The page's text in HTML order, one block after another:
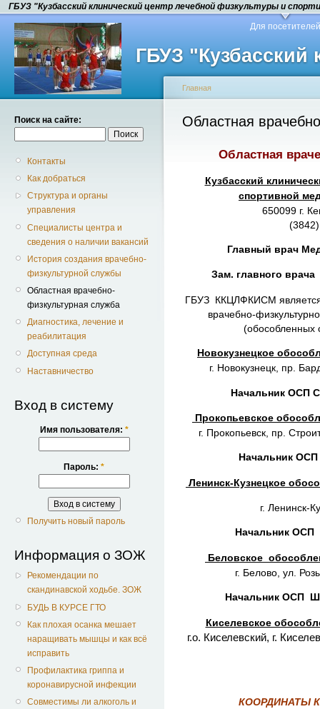
ГБУЗ "Кузбасский клинический центр лечебной физкультуры и
ГБУЗ
Для посетителей
Поиск на сайте:
Контакты
Как добраться
Структура и органы
управления
Специалисты центра и
сведения о наличии вакансий
История создания врачебно-
физкультурной службы
Областная врачебно-
физкультурная служба
Диагностика, лечение и
реабилитация
Доступная среда
Наставничество
Вход в систему
Имя пользователя: *
Пароль: *
Получить новый пароль
Информация о ЗОЖ
Рекомендации по
скандинавской ходьбе. ЗОЖ
БУДЬ В КУРСЕ ГТО
Как плохая осанка мешает
наращивать мышцы и как всё
исправить
Профилактика гриппа и
коронавирусной инфекции
Совместимы ли алкоголь и
Главная
Областная
Областная
Кузбасский
спортивной
650099 г.
Главный врач
Зам. главного
ГБУЗ ККЦЛФКИСМ является
врачебно-
(обособленных
Новокузнецкое
г. Новокузнецк, пр.
Начальник ОСП
Прокопьевское
г. Прокопьевск, пр.
Начальник
Ленинск-Кузнецкое
г. Ленинск-
Начальник ОСП
Беловское
г. Белово, ул.
Начальник ОСП
Киселевское
г.о. Киселевский, г.
КООРДИНАТЫ